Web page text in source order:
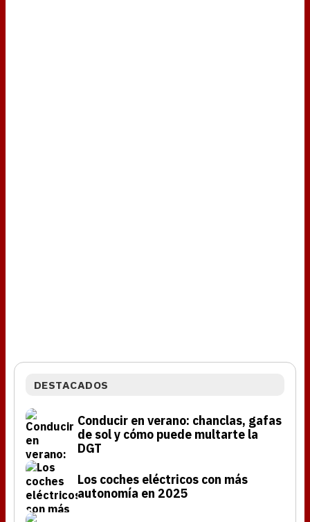
DESTACADOS
Conducir en verano: chanclas, gafas
de sol y cómo puede multarte la
DGT
Los coches eléctricos con más
autonomía en 2025